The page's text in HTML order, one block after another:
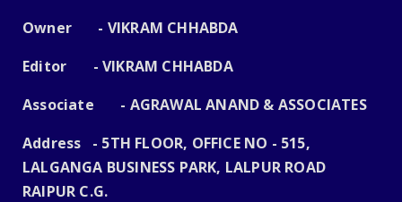
Owner - VIKRAM CHHABDA
Editor - VIKRAM CHHABDA
Associate - AGRAWAL ANAND & ASSOCIATES
Address - 5TH FLOOR, OFFICE NO - 515,
LALGANGA BUSINESS PARK, LALPUR ROAD
RAIPUR C.G.